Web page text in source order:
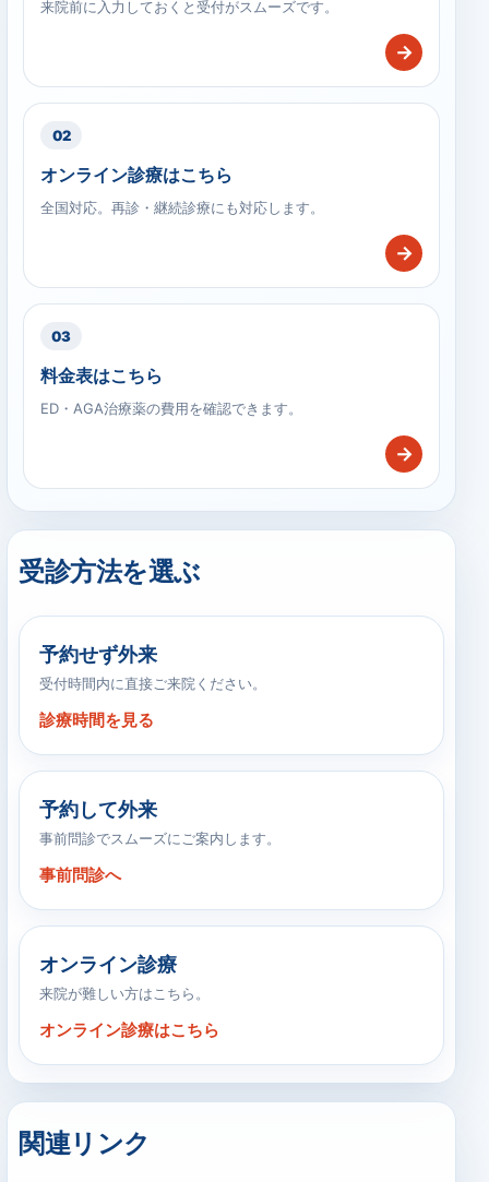
来院前に入力しておくと受付がスムーズです。
→
02
オンライン診療はこちら
全国対応。再診・継続診療にも対応します。
→
03
料金表はこちら
ED・AGA治療薬の費用を確認できます。
→
受診方法を選ぶ
予約せず外来
受付時間内に直接ご来院ください。
診療時間を見る
予約して外来
事前問診でスムーズにご案内します。
事前問診へ
オンライン診療
来院が難しい方はこちら。
オンライン診療はこちら
関連リンク